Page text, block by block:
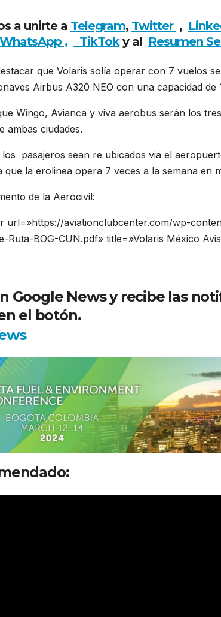
a unirte a Telegram, Twitter ,
WhatsApp , TikToky al Resumen
que Volaris solía operar con 7 vuelos
Airbus A320 NEO con una capacidad
Wingo, Avianca y viva aerobus serán los
ambas ciudades.
los pasajeros sean re ubicados via el
la erolinea opera 7 veces a la semana en
de la Aerocivil:
url=»https://aviationclubcenter.com/wp-
Ruta-BOG-CUN.pdf» title=»Volaris México
Google News y recibe las
el botón.